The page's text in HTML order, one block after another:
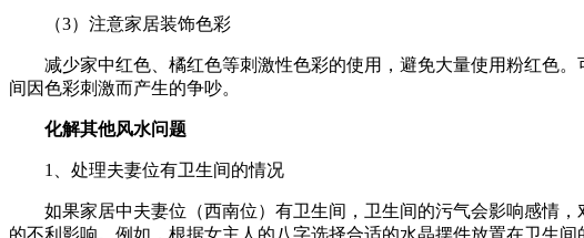
（3）注意家居装饰色彩
减少家中红色、橘红色等刺激性色彩的使用，避免大量使用粉红色
间因色彩刺激而产生的争吵。
化解其他风水问题
1、处理夫妻位有卫生间的情况
如果家居中夫妻位（西南位）有卫生间，卫生间的污气会影响感情
的不利影响。例如，根据女主人的八字选择合适的水晶摆件放置在卫生间